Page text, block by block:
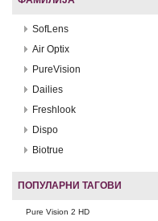
SofLens
Air Optix
PureVision
Dailies
Freshlook
Dispo
Biotrue
ПОПУЛАРНИ ТАГОВИ
Pure Vision 2 HD